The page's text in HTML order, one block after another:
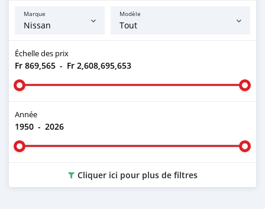
Marque Modèle
Échelle des prix
Fr 869,565 - Fr 2,608,695,653
Année
1950 - 2026
Cliquer ici pour plus de filtres